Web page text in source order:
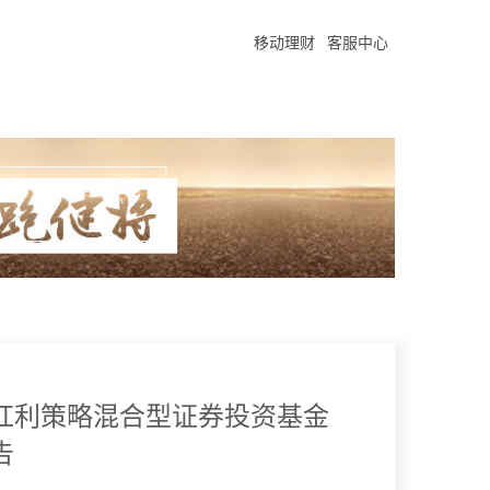
移动理财 客服中心
利策略混合型证券投资基金